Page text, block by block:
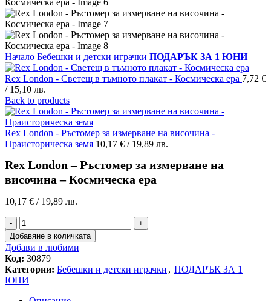
Начало Бебешки и детски играчки ПОДАРЪК ЗА 1 ЮНИ
Rex London - Светещ в тъмното плакат - Космическа ера 7,72 €
/ 15,10 лв.
Back to products
Rex London - Ръстомер за измерване на височина -
Праисторическа земя 10,17 € / 19,89 лв.
Rex London – Ръстомер за измерване на
височина – Космическа ера
10,17 € / 19,89 лв.
количество
за
Rex
London
-
Ръстомер
за
измерване
Добавяне в количката
Добави в любими
Код: 30879
Категории: Бебешки и детски играчки , ПОДАРЪК ЗА 1
ЮНИ